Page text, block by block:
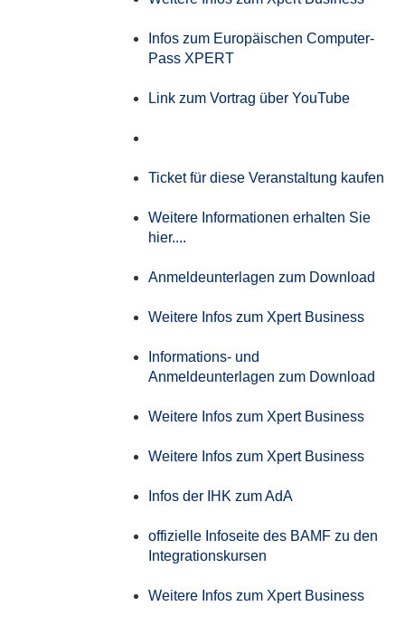
Infos zum Europäischen Computer-
Pass XPERT
Link zum Vortrag über YouTube
Ticket für diese Veranstaltung kaufen
Weitere Informationen erhalten Sie
hier....
Anmeldeunterlagen zum Download
Weitere Infos zum Xpert Business
Informations- und
Anmeldeunterlagen zum Download
Weitere Infos zum Xpert Business
Weitere Infos zum Xpert Business
Infos der IHK zum AdA
offizielle Infoseite des BAMF zu den
Integrationskursen
Weitere Infos zum Xpert Business